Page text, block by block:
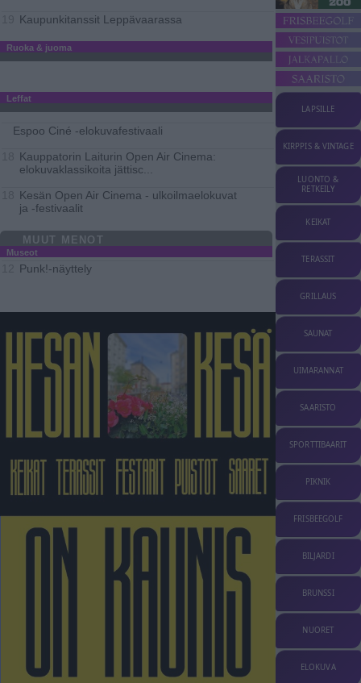
Kaupunkitanssit Leppävaarassa
Ruoka & juoma
Leffat
Espoo Ciné -elokuvafestivaali
Kauppatorin Laiturin Open Air Cinema:
elokuvaklassikoita jättisc...
Kesän Open Air Cinema - ulkoilmaelokuvat
ja -festivaalit
MUUT MENOT
Museot
Punk!-näyttely
LAPSILLE
KIRPPIS & VINTAGE
LUONTO &
RETKEILY
KEIKAT
TERASSIT
GRILLAUS
SAUNAT
UIMARANNAT
SAARISTO
SPORTTIBAARIT
PIKNIK
FRISBEEGOLF
BILJARDI
BRUNSSI
NUORET
ELOKUVA